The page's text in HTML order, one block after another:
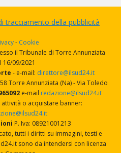
tracciamento della pubblicità
- Cookie
il Tribunale di Torre Annunziata
16/09/2021
- e-mail: direttore@ilsud24.it
Torre Annunziata (Na) - Via Toledo
e-mail redazione@ilsud24.it
o acquistare banner:
P. Iva: 08921001213
tutti i diritti su immagini, testi e
sono da intendersi con licenza